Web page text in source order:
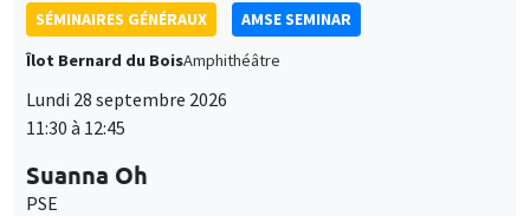
SÉMINAIRES GÉNÉRAUX
AMSE SEMINAR
Îlot Bernard du BoisAmphithéâtre
Lundi 28 septembre 2026
11:30 à 12:45
Suanna Oh
PSE